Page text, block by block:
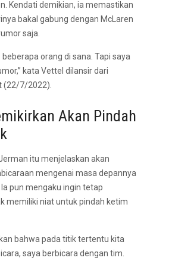
Kendati demikian, ia memastikan
bakal gabung dengan McLaren
saja.
beberapa orang di sana. Tapi saya
kata Vettel dilansir dari
(22/7/2022).
Akan Pindah
itu menjelaskan akan
mengenai masa depannya
pun mengaku ingin tetap
memiliki niat untuk pindah ketim
bahwa pada titik tertentu kita
saya berbicara dengan tim.